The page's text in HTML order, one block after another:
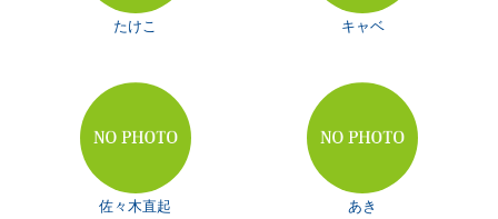
たけこ キャベ
佐々木直起 あき